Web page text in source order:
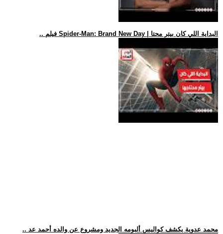
.. فيلم Spider-Man: Brand New Day | البداية اللي كان بيتر محتا
.. محمد عدوية يكشف كواليس ألبومه الجديد ومشروع عن والده أحمد عد